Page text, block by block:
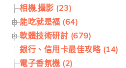
相機.攝影 (23)
能吃就是福 (64)
軟體技術研討 (679)
銀行、信用卡最佳攻略 (14)
電子香氛機 (2)